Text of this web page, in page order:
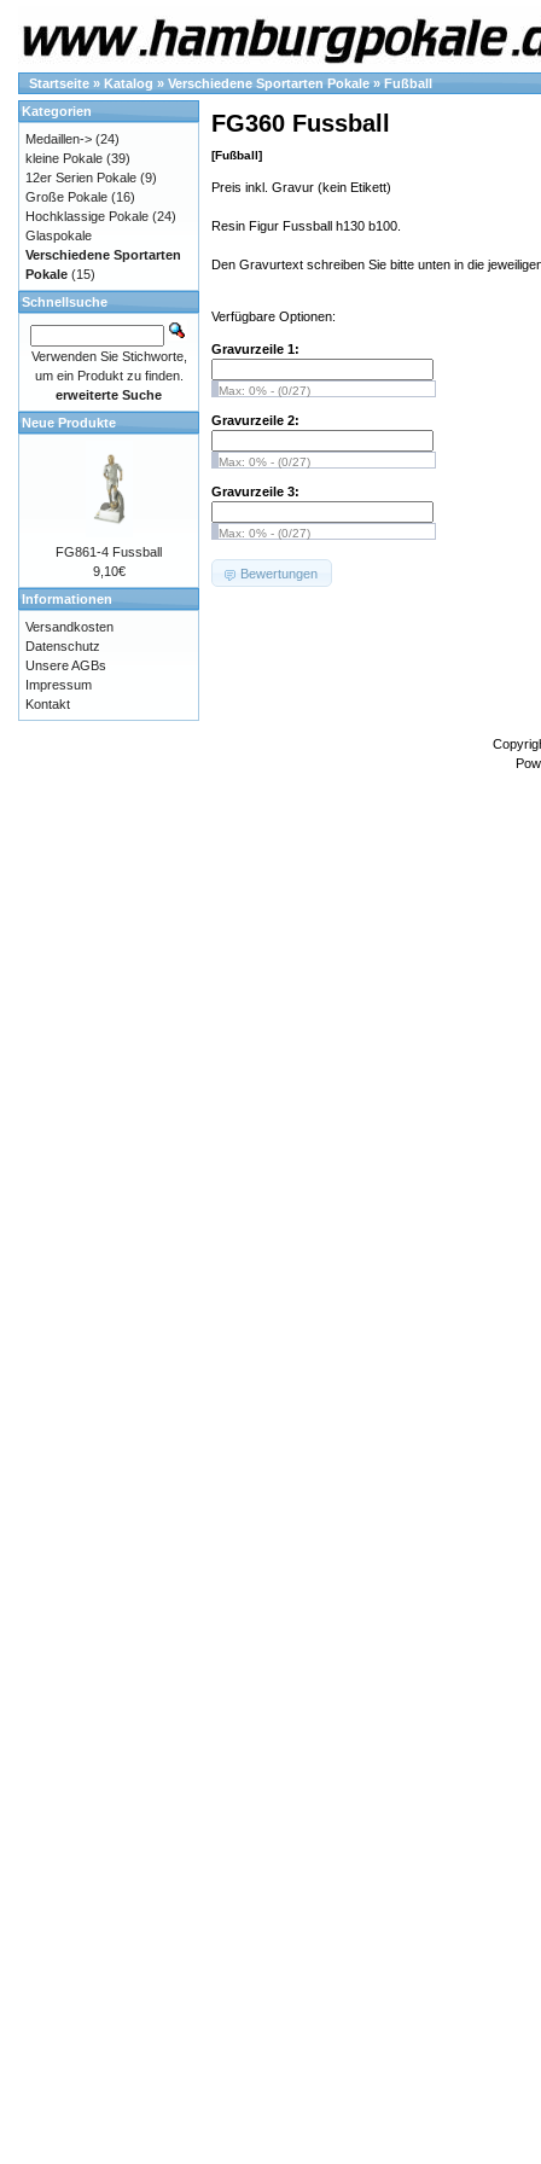
Startseite » Katalog » Verschiedene Sportarten Pokale » Fußball
FG360 Fussball
[Fußball]
Preis inkl. Gravur (kein Etikett)
Resin Figur Fussball h130 b100.
Den Gravurtext schreiben Sie bitte unten in die
Verfügbare Optionen:
Gravurzeile 1:
Max: 0% - (0/27)
Gravurzeile 2:
Max: 0% - (0/27)
Gravurzeile 3:
Max: 0% - (0/27)
Bewertungen
Kategorien
Medaillen-> (24)
kleine Pokale (39)
12er Serien Pokale (9)
Große Pokale (16)
Hochklassige Pokale (24)
Glaspokale
Verschiedene Sportarten
Pokale (15)
Schnellsuche
Verwenden Sie Stichworte,
um ein Produkt zu finden.
erweiterte Suche
Neue Produkte
FG861-4 Fussball
9,10€
Informationen
Versandkosten
Datenschutz
Unsere AGBs
Impressum
Kontakt